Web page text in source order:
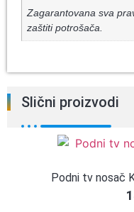
Zagarantovana sva
zaštiti potrošača.
Slični proizvodi
Podni tv nosač